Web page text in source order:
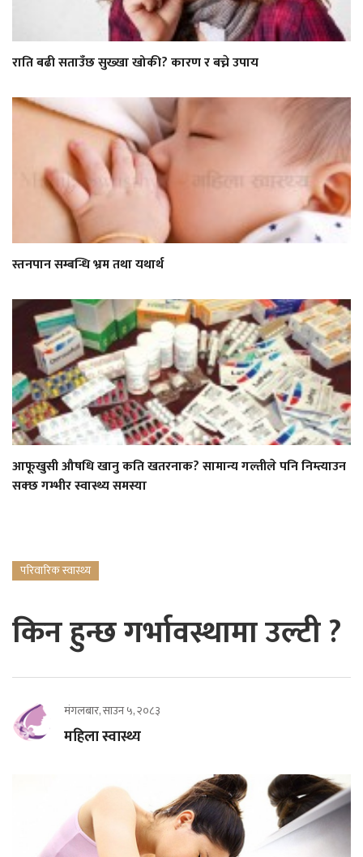
राति बढी सताउँछ सुख्खा खोकी? कारण र बच्ने उपाय
स्तनपान सम्बन्धि भ्रम तथा यथार्थ
आफूखुसी औषधि खानु कति खतरनाक? सामान्य गल्तीले पनि निम्त्याउन
सक्छ गम्भीर स्वास्थ्य समस्या
परिवारिक स्वास्थ्य
किन हुन्छ गर्भावस्थामा उल्टी ?
मंगलबार, साउन ५, २०८३
महिला स्वास्थ्य